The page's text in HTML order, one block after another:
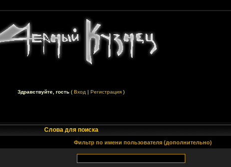
Здравствуйте, гость (Вход |Регистрация )
Слова для поиска
Фильтр по имени пользователя (дополнительно)